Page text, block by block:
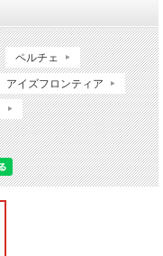
ペルチェ
アイズフロンティア